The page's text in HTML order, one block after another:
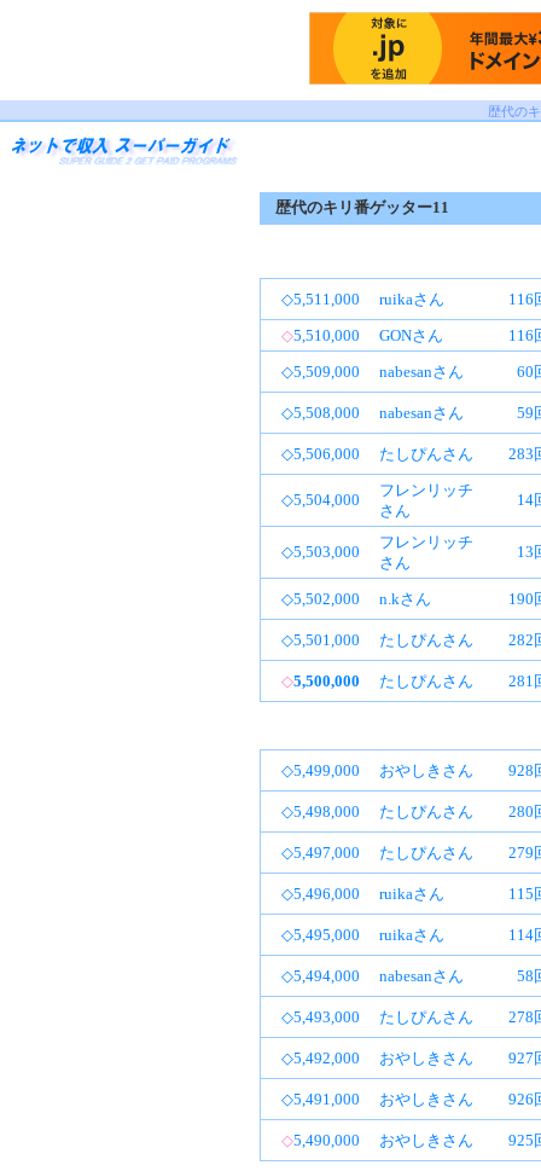
歴代の
歴代のキリ番ゲッター11
◇5,511,000 ruikaさん
116
◇5,510,000 GONさん
116
◇5,509,000
nabesanさん 60
◇5,508,000 nabesanさん 59
◇5,506,000 たしぴんさん 283
◇5,504,000
フレンリッチ
さん
14
◇5,503,000
フレンリッチ
さん
13
◇5,502,000 n.kさん 190
◇5,501,000 たしぴんさん 282
◇5,500,000 たしぴんさん 281
◇5,499,000 おやしきさん 928
◇5,498,000 たしぴんさん 280
◇5,497,000 たしぴんさん 279
◇5,496,000 ruikaさん 115
◇5,495,000 ruikaさん 114
◇5,494,000 nabesanさん 58
◇5,493,000 たしぴんさん 278
◇5,492,000 おやしきさん 927
◇5,491,000 おやしきさん 926
◇5,490,000 おやしきさん 925